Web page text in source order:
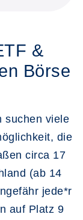
&
Börse
suchen viele
die
circa 17
(ab 14
jede*r
auf Platz 9